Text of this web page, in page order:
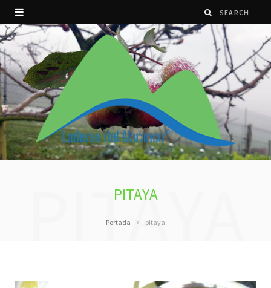
PITAYA
PITAYA
Portada » pitaya